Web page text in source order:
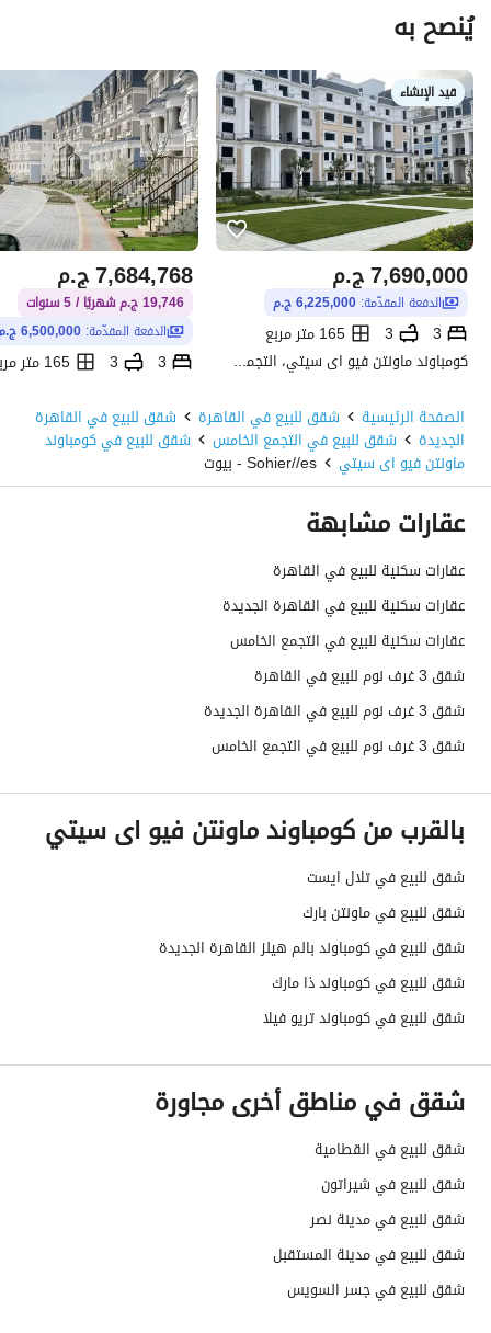
يُنصح به
قيد الإنشاء
ج.م7,690,000
الدفعة المقدّمة: 6,225,000 ج.م
3
3
165 متر مربع
كومباوند ماونتن فيو اى سيتي، التجمع الخامس، القاهرة الجديدة، القاهرة
ج.م7,684,768
19,746 ج.م شهريًا / 5 سنوات
الدفعة المقدّمة: 6,500,000 ج.م
3
3
165 متر مربع
الصفحة الرئيسية
شقق للبيع في القاهرة شقق للبيع في القاهرة
الجديدة شقق للبيع في التجمع الخامس شقق للبيع في كومباوند
ماونتن فيو اى سيتي Sohier//es - بيوت
عقارات مشابهة
عقارات سكنية للبيع في القاهرة
عقارات سكنية للبيع في القاهرة الجديدة
عقارات سكنية للبيع في التجمع الخامس
شقق 3 غرف نوم للبيع في القاهرة
شقق 3 غرف نوم للبيع في القاهرة الجديدة
شقق 3 غرف نوم للبيع في التجمع الخامس
بالقرب من كومباوند ماونتن فيو اى سيتي
شقق للبيع في تلال ايست
شقق للبيع في ماونتن بارك
شقق للبيع في كومباوند بالم هيلز القاهرة الجديدة
شقق للبيع في كومباوند ذا مارك
شقق للبيع في كومباوند تريو فيلا
شقق في مناطق أخرى مجاورة
شقق للبيع في القطامية
شقق للبيع في شيراتون
شقق للبيع في مدينة نصر
شقق للبيع في مدينة المستقبل
شقق للبيع في جسر السويس